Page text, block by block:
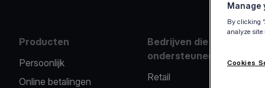
Producten
Persoonlijk
Online betalingen
Bedrijven die we
ondersteunen
Retail
Manage
By clicking
analyze
Cookies